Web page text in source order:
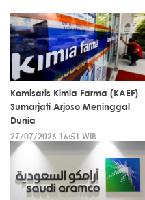
Komisaris Kimia Farma (KAEF)
Sumarjati Arjoso Meninggal
Dunia
27/07/2026 16:51 WIB